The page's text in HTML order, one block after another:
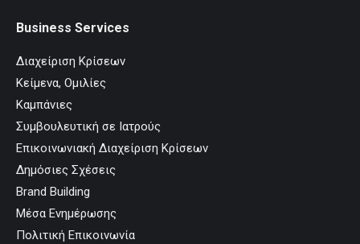
Business Services
Διαχείριση Κρίσεων
Κείμενα, Ομιλίες
Καμπάνιες
Συμβουλευτική σε Ιατρούς
Επικοινωνιακή Διαχείριση Κρίσεων
Δημόσιες Σχέσεις
Brand Building
Μέσα Ενημέρωσης
Πολιτική Επικοινωνία